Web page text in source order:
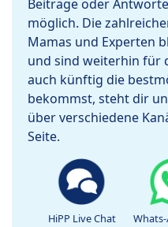
Beiträge oder
möglich. Die
Mamas und Experten
und sind weiterhin für
auch künftig die
bekommst, steht dir
über verschiedene
Seite.
HiPP Live Chat